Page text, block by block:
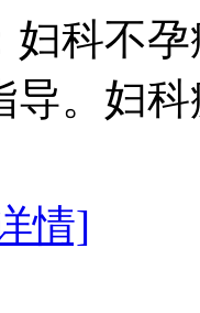
妇科不
导。妇
情]